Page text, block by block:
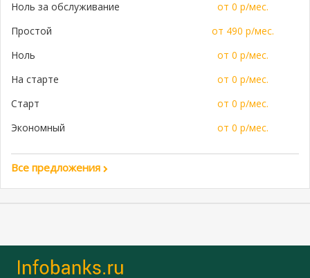
Ноль за обслуживание
от 0 р/мес.
Простой
от 490 р/мес.
Ноль
от 0 р/мес.
На старте
от 0 р/мес.
Старт
от 0 р/мес.
Экономный
от 0 р/мес.
Все предложения